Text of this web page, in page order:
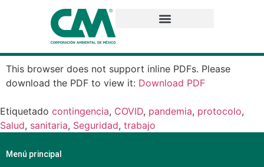
This browser does not support inline PDFs. Please
download the PDF to view it: Download PDF
Etiquetado contingencia, COVID, pandemia, protocolo,
Salud, sanitaria, Seguridad, trabajo
Menú principal